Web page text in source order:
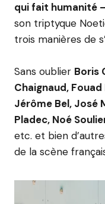
qui fait humanité
son triptyque
trois manières de
Sans oublier Boris
Chaignaud,
Jérôme Bel, José
Pladec, Noé
etc. et bien
de la scène